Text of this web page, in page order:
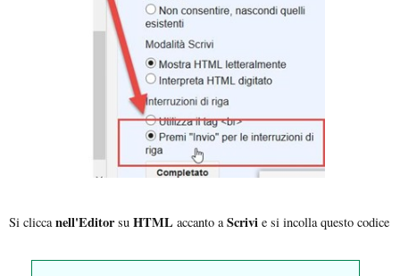
Si clicca nell'Editorsu HTML accanto aScrivi e si incolla questo codice